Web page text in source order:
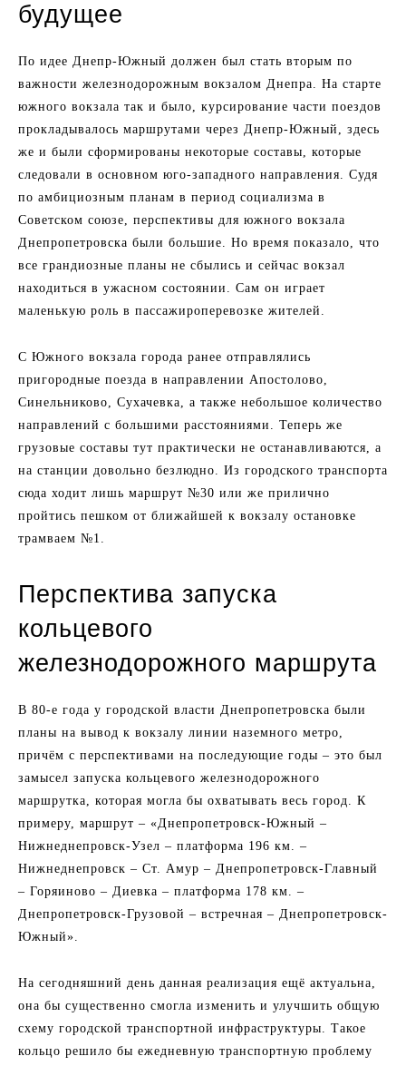
будущее
По идее Днепр-Южный должен был стать вторым по
важности железнодорожным вокзалом Днепра. На старте
южного вокзала так и было, курсирование части поездов
прокладывалось маршрутами через Днепр-Южный, здесь
же и были сформированы некоторые составы, которые
следовали в основном юго-западного направления. Судя
по амбициозным планам в период социализма в
Советском союзе, перспективы для южного вокзала
Днепропетровска были большие. Но время показало, что
все грандиозные планы не сбылись и сейчас вокзал
находиться в ужасном состоянии. Сам он играет
маленькую роль в пассажироперевозке жителей.
С Южного вокзала города ранее отправлялись
пригородные поезда в направлении Апостолово,
Синельниково, Сухачевка, а также небольшое количество
направлений с большими расстояниями. Теперь же
грузовые составы тут практически не останавливаются, а
на станции довольно безлюдно. Из городского транспорта
сюда ходит лишь маршрут №30 или же прилично
пройтись пешком от ближайшей к вокзалу остановке
трамваем №1.
Перспектива запуска
кольцевого
железнодорожного маршрута
В 80-е года у городской власти Днепропетровска были
планы на вывод к вокзалу линии наземного метро,
причём с перспективами на последующие годы – это был
замысел запуска кольцевого железнодорожного
маршрутка, которая могла бы охватывать весь город. К
примеру, маршрут – «Днепропетровск-Южный –
Нижнеднепровск-Узел – платформа 196 км. –
Нижнеднепровск – Ст. Амур – Днепропетровск-Главный
– Горяиново – Диевка – платформа 178 км. –
Днепропетровск-Грузовой – встречная – Днепропетровск-
Южный».
На сегодняшний день данная реализация ещё актуальна,
она бы существенно смогла изменить и улучшить общую
схему городской транспортной инфраструктуры. Такое
кольцо решило бы ежедневную транспортную проблему